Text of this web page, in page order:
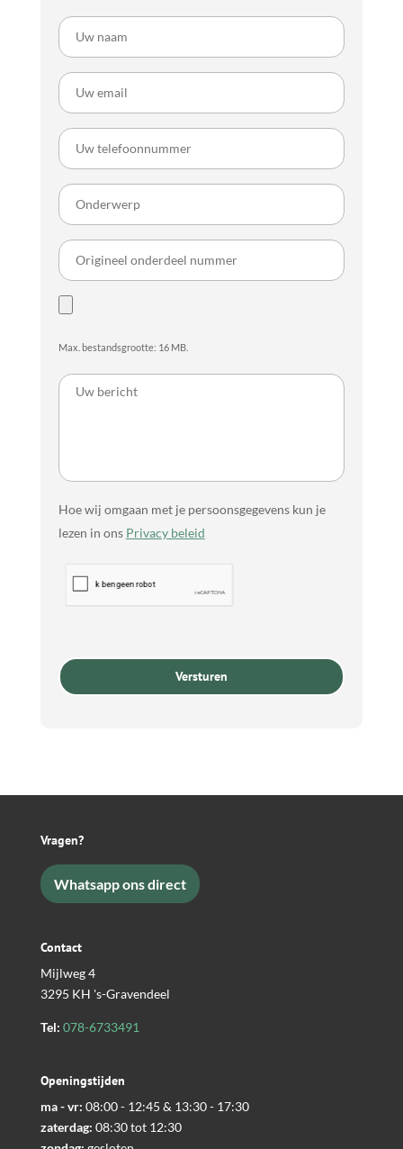
Max. bestandsgrootte: 16 MB.
Hoe wij omgaan met je persoonsgegevens kun je
lezen in ons Privacy beleid
Vragen?
Whatsapp ons direct
Contact
Mijlweg 4
3295 KH 's-Gravendeel
Tel: 078-6733491
Openingstijden
ma - vr: 08:00 - 12:45 & 13:30 - 17:30
zaterdag: 08:30 tot 12:30